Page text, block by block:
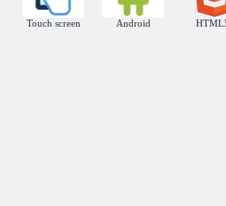
Touch screen Android